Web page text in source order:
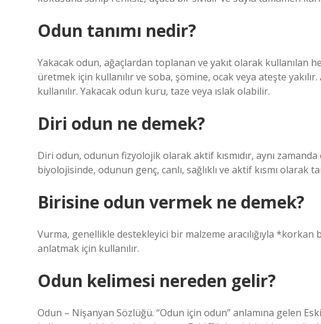
Odun tanımı nedir?
Yakacak odun, ağaçlardan toplanan ve yakıt olarak kullanılan
üretmek için kullanılır ve soba, şömine, ocak veya ateşte
kullanılır. Yakacak odun kuru, taze veya ıslak olabilir.
Diri odun ne demek?
Diri odun, odunun fizyolojik olarak aktif kısmıdır, aynı zamanda
biyolojisinde, odunun genç, canlı, sağlıklı ve aktif kısmı olarak
Birisine odun vermek ne demek?
Vurma, genellikle destekleyici bir malzeme aracılığıyla
anlatmak için kullanılır.
Odun kelimesi nereden gelir?
Odun – Nişanyan Sözlüğü. “Odun için odun” anlamına gelen